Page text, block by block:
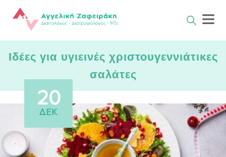
Ιδέες για υγιεινές χριστουγεννιάτικες
σαλάτες
20
ΔΕΚ